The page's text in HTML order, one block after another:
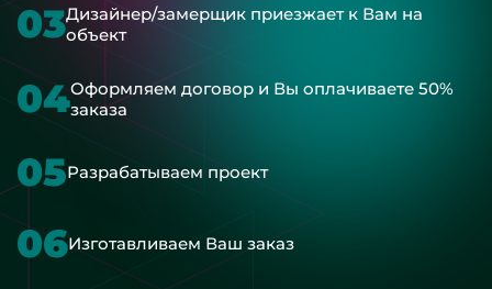
03Дизайнер/замерщик приезжает к Вам на
объект
04Оформляем договор и Вы оплачиваете 50%
заказа
05Разрабатываем проект
06Изготавливаем Ваш заказ